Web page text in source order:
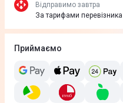
Відправимо завтра
За тарифами перевізника
Приймаємо